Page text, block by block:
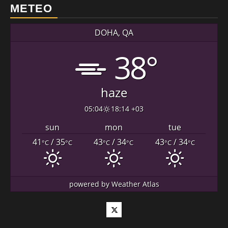
METEO
DOHA, QA
38°
haze
05:04 18:14 +03
sun mon
tue
41°C/ 35°C 43°C/ 34°C 43°C/ 34°C
powered byWeather Atlas
Twitter